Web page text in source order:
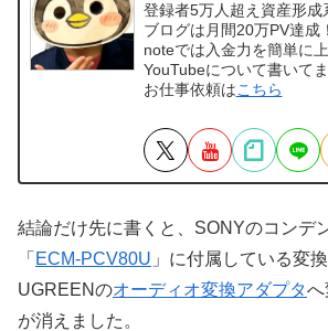
登録者5万人超え資産形成
ブログは月間20万PV達成！
noteでは入金力を簡単に
YouTubeについて書いてま
お仕事依頼はこちら
結論だけ先に書くと、SONYのコンデ
「 ECM-PCV80U 」に付属している変
UGREENのオーディオ変換アダプタへ
が消えました。